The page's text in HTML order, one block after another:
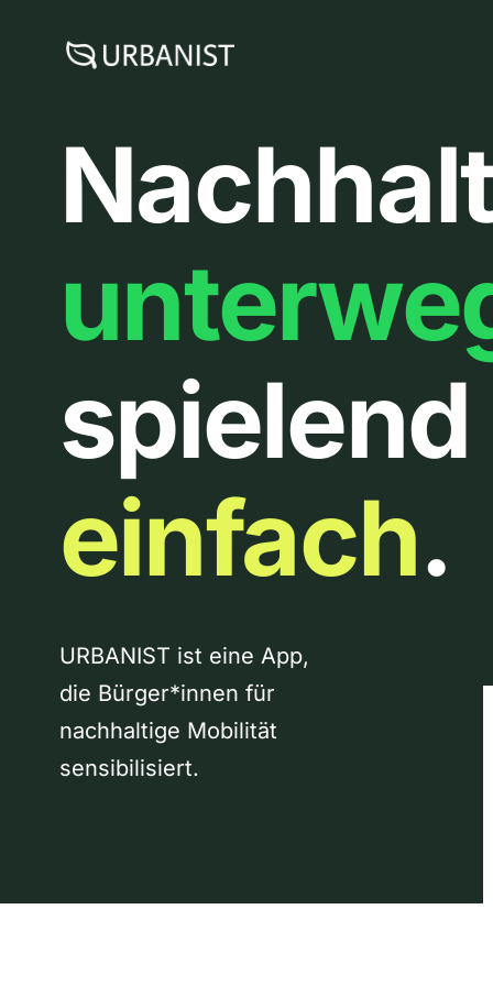
spielend
einfach.
URBANIST ist eine App,
die Bürger*innen für
nachhaltige Mobilität
sensibilisiert.